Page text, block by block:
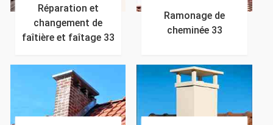
Réparation et
changement de
faîtière et faîtage 33
Ramonage de
cheminée 33